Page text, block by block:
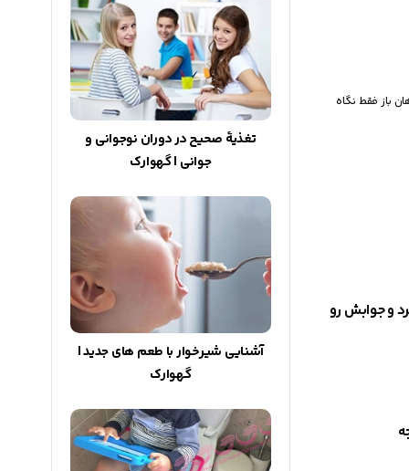
باز فقط نگاه
و جوابش رو
تغذیۀ صحیح در دوران نوجوانی و
جوانی | گهوارک
آشنایی شیرخوار با طعم های جدید |
گهوارک